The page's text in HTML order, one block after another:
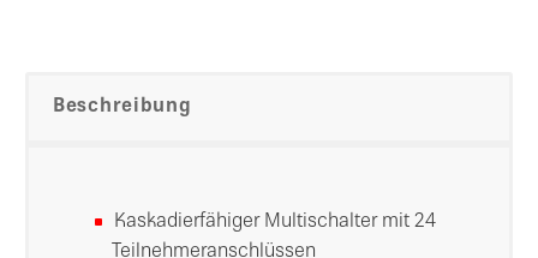
Beschreibung
Kaskadierfähiger Multischalter mit 24
Teilnehmeranschlüssen